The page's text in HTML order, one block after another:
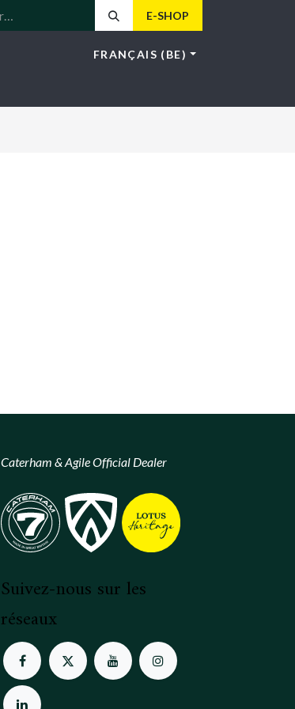
E-SHOP
FRANÇAIS (BE)
Caterham & Agile Official Dealer
Suivez-nous sur les
réseaux